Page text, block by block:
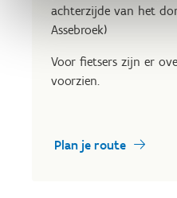
achterzijde van het
Assebroek)
Voor fietsers zijn er
voorzien.
Plan je route